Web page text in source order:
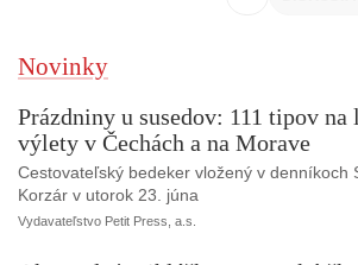
Novinky
Prázdniny u susedov: 111 tipov na
výlety v Čechách a na Morave
Cestovateľský bedeker vložený v denníkoch
Korzár v utorok 23. júna
Vydavateľstvo Petit Press, a.s.